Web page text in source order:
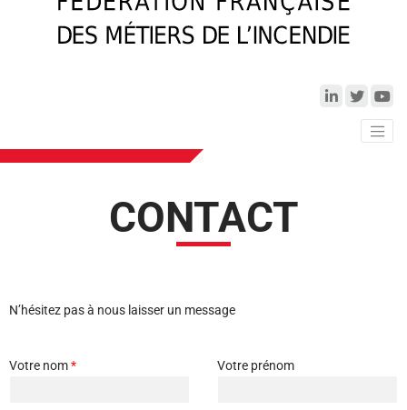
CONTACT
N’hésitez pas à nous laisser un message
Votre nom* Votre prénom